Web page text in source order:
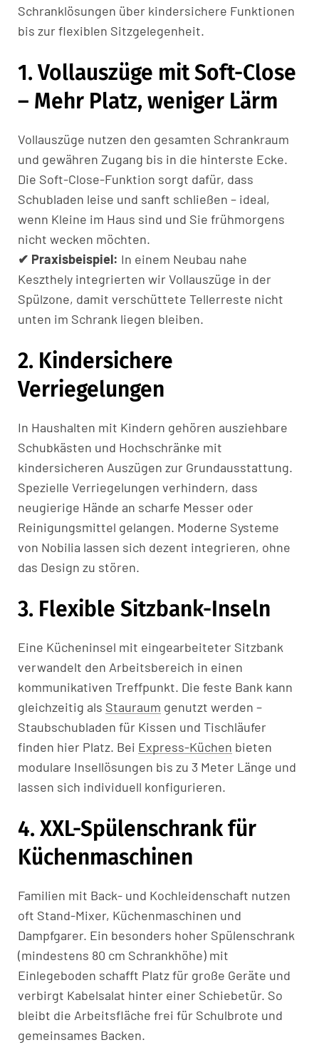
Schranklösungen über kindersichere Funktionen
bis zur flexiblen Sitzgelegenheit.
1. Vollauszüge mit Soft-Close
– Mehr Platz, weniger Lärm
Vollauszüge nutzen den gesamten Schrankraum
und gewähren Zugang bis in die hinterste Ecke.
Die Soft-Close-Funktion sorgt dafür, dass
Schubladen leise und sanft schließen – ideal,
wenn Kleine im Haus sind und Sie frühmorgens
nicht wecken möchten.
✔ Praxisbeispiel: In einem Neubau nahe
Keszthely integrierten wir Vollauszüge in der
Spülzone, damit verschüttete Tellerreste nicht
unten im Schrank liegen bleiben.
2. Kindersichere
Verriegelungen
In Haushalten mit Kindern gehören ausziehbare
Schubkästen und Hochschränke mit
kindersicheren Auszügen zur Grundausstattung.
Spezielle Verriegelungen verhindern, dass
neugierige Hände an scharfe Messer oder
Reinigungsmittel gelangen. Moderne Systeme
von Nobilia lassen sich dezent integrieren, ohne
das Design zu stören.
3. Flexible Sitzbank-Inseln
Eine Kücheninsel mit eingearbeiteter Sitzbank
verwandelt den Arbeitsbereich in einen
kommunikativen Treffpunkt. Die feste Bank kann
gleichzeitig als Stauraum genutzt werden –
Staubschubladen für Kissen und Tischläufer
finden hier Platz. Bei Express-Küchen bieten
modulare Insellösungen bis zu 3 Meter Länge und
lassen sich individuell konfigurieren.
4. XXL-Spülenschrank für
Küchenmaschinen
Familien mit Back- und Kochleidenschaft nutzen
oft Stand-Mixer, Küchenmaschinen und
Dampfgarer. Ein besonders hoher Spülenschrank
(mindestens 80 cm Schrankhöhe) mit
Einlegeboden schafft Platz für große Geräte und
verbirgt Kabelsalat hinter einer Schiebetür. So
bleibt die Arbeitsfläche frei für Schulbrote und
gemeinsames Backen.